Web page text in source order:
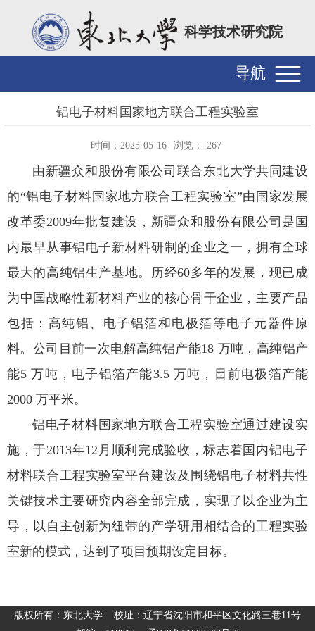
科学技术研究院
导航
铝电子材料国家地方联合工程实验室
时间：2025-05-16 浏览： 267
由新疆众和股份有限公司联合东北大学共同建设
的“铝电子材料国家地方联合工程实验室”由国家发展
改革委2009年批复建设，新疆众和股份有限公司是国
内最早从事铝电子新材料研制的企业之一，拥有全球
最大的高纯铝生产基地。历经60多年的发展，现已成
为中国战略性新材料产业的核心骨干企业，主要产品
包括：高纯铝、电子铝箔和电极箔等电子元器件原
料。公司目前一次电解高纯铝产能18 万吨，高纯铝产
能5 万吨，电子铝箔产能3.5 万吨，目前电极箔产能
2000 万平米。
铝电子材料国家地方联合工程实验室通过建设实
施，于2013年12月顺利完成验收，标志着国内铝电子
材料联合工程实验室平台建设及围绕铝电子材料共性
关键技术主要研究内容全部完成，实现了以企业为主
导，以自主创新为纽带的产学研用相结合的工程实验
室新的模式，达到了项目预期设定目标。
版权所有：东北大学 校址：辽宁省沈阳市和平区文化路三巷11号